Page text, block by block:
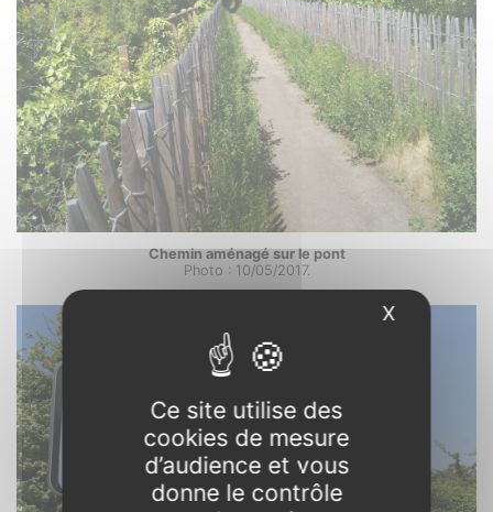
Chemin aménagé sur le pont
Photo : 10/05/2017.
Ce site utilise des
cookies de mesure
d’audience et vous
donne le contrôle
X Masquer